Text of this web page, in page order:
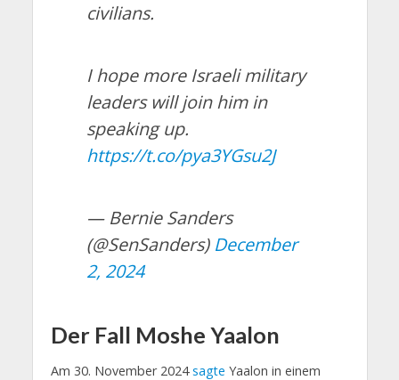
civilians.
I hope more Israeli military
leaders will join him in
speaking up.
https://t.co/pya3YGsu2J
— Bernie Sanders
(@SenSanders) December
2, 2024
Der Fall Moshe Yaalon
Am 30. November 2024sagte Yaalon in einem